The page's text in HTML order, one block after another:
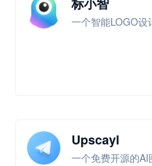
一个智能LOGO设
Upscayl
一个免费开源的